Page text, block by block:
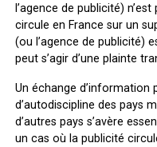
l’agence de publicité)
circule en France sur un
(ou l’agence de publicité)
peut s’agir d’une plainte
Un échange d’information
d’autodiscipline des pays
d’autres pays s’avère
un cas où la publicité